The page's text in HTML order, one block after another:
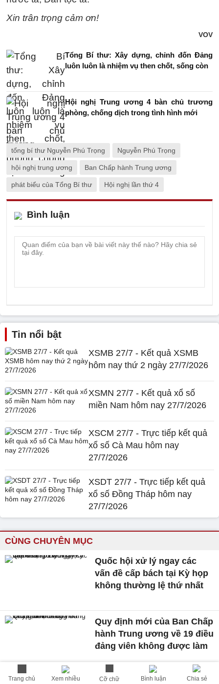
Trang chủ Xem nhiều Cỡ chữ Bình luận Chia sẻ
Xin trân trọng cảm ơn!
VOV
Tổng Bí thư: Xây dựng, chỉnh đốn Đảng
luôn luôn là nhiệm vụ then chốt, sống còn
Hội nghị Trung ương 4 bàn chủ trương
phòng, chống dịch trong tình hình mới
tổng bí thư Nguyễn Phú Trọng Nguyễn Phú Trọng
hội nghị trung ương Ban Chấp hành Trung ương
phát biểu của Tổng Bí thư Hội nghị lần thứ 4
Bình luận
Tin nổi bật
XSMB 27/7 - Kết quả XSMB
hôm nay thứ 2 ngày 27/7/2026
XSMN 27/7 - Kết quả xổ số
miền Nam hôm nay 27/7/2026
XSCM 27/7 - Trực tiếp kết quả
xổ số Cà Mau hôm nay
27/7/2026
XSDT 27/7 - Trực tiếp kết quả
xổ số Đồng Tháp hôm nay
27/7/2026
CÙNG CHUYÊN MỤC
Quốc hội xử lý ngay các
vấn đề cấp bách tại Kỳ họp
không thường lệ thứ nhất
Quy định mới của Ban Chấp
hành Trung ương về 19 điều
đảng viên không được làm
Ông Nguyễn Đình Vĩnh giữ